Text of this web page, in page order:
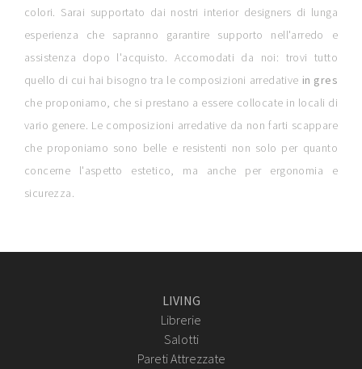
colori. Sarai supportato dai nostri interior designers di lunga
esperienza che sapranno garantire supporto nell'arredo e
assistenza dopo l'acquisto. Accomodati da noi: trovi tutto
quello di cui hai bisogno tra le composizioni arredative in gres
che proponiamo, che si prestano a essere collocate in locali di
vario genere. Le composizioni arredative da non farti scappare
che proponiamo sono belle e resistenti non solo per quanto
concerne l'aspetto estetico, ma anche per ergonomia e
sicurezza.
LIVING
Librerie
Salotti
Pareti Attrezzate